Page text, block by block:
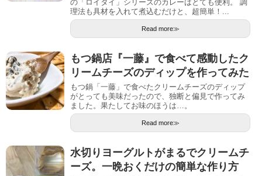
の「ロイタイ」シリーズのカレーはとても便利。 調
理法も具材を入れて煮込むだけと、超簡単！...
Read more≫
もつ鍋店『一藤』で食べて感動したク
リームチーズのディップを作ってみた
もつ鍋「一藤」で食べたクリームチーズのディップ
がとっても美味だったので、独断と偏見で作ってみ
ました。果たしてお味のほうは…。
Read more≫
水切りヨーグルトがまるでクリームチ
ーズ。一晩おくだけの簡単な作り方